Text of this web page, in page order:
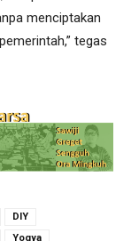
menciptakan
tegas
DIY
Yogya